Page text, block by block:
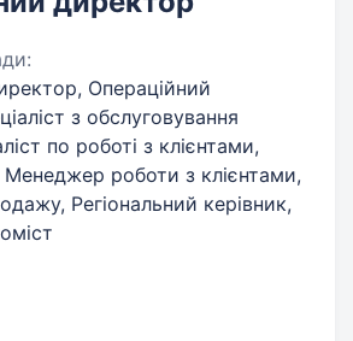
Операційний
з обслуговування
по роботі з клієнтами,
Менеджер роботи з клієнтами,
Регіональний керівник,